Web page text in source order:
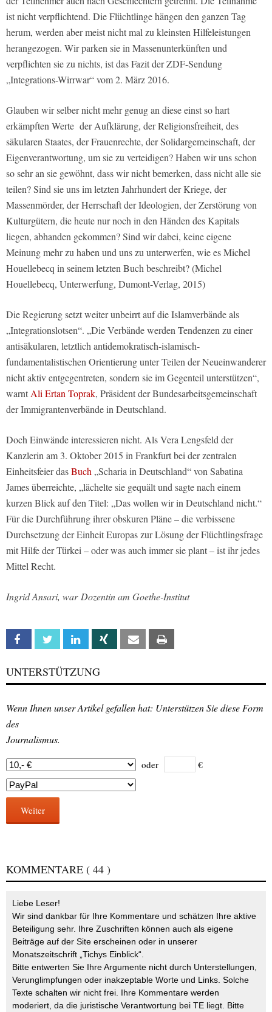
ist nicht verpflichtend. Die Flüchtlinge hängen den ganzen Tag
herum, werden aber meist nicht mal zu kleinsten Hilfeleistungen
herangezogen. Wir parken sie in Massenunterkünften und
verpflichten sie zu nichts, ist das Fazit der ZDF-Sendung
„Integrations-Wirrwar“ vom 2. März 2016.
Glauben wir selber nicht mehr genug an diese einst so hart
erkämpften Werte der Aufklärung, der Religionsfreiheit, des
säkularen Staates, der Frauenrechte, der Solidargemeinschaft, der
Eigenverantwortung, um sie zu verteidigen? Haben wir uns schon
so sehr an sie gewöhnt, dass wir nicht bemerken, dass nicht alle sie
teilen? Sind sie uns im letzten Jahrhundert der Kriege, der
Massenmörder, der Herrschaft der Ideologien, der Zerstörung von
Kulturgütern, die heute nur noch in den Händen des Kapitals
liegen, abhanden gekommen? Sind wir dabei, keine eigene
Meinung mehr zu haben und uns zu unterwerfen, wie es Michel
Houellebecq in seinem letzten Buch beschreibt? (Michel
Houellebecq, Unterwerfung, Dumont-Verlag, 2015)
Die Regierung setzt weiter unbeirrt auf die Islamverbände als
„Integrationslotsen“. „Die Verbände werden Tendenzen zu einer
antisäkularen, letztlich antidemokratisch-islamisch-
fundamentalistischen Orientierung unter Teilen der Neueinwanderer
nicht aktiv entgegentreten, sondern sie im Gegenteil unterstützen“,
warnt Ali Ertan Toprak, Präsident der Bundesarbeitsgemeinschaft
der Immigrantenverbände in Deutschland.
Doch Einwände interessieren nicht. Als Vera Lengsfeld der
Kanzlerin am 3. Oktober 2015 in Frankfurt bei der zentralen
Einheitsfeier dasBuch „Scharia in Deutschland“ von Sabatina
James überreichte, „lächelte sie gequält und sagte nach einem
kurzen Blick auf den Titel: „Das wollen wir in Deutschland nicht.“
Für die Durchführung ihrer obskuren Pläne – die verbissene
Durchsetzung der Einheit Europas zur Lösung der Flüchtlingsfrage
mit Hilfe der Türkei – oder was auch immer sie plant – ist ihr jedes
Mittel Recht.
Ingrid Ansari, war Dozentin am Goethe-Institut
Facebook Twitter Linkedin Xing Email
UNTERSTÜTZUNG
Wenn Ihnen unser Artikel gefallen hat: Unterstützen Sie diese Form
des
Journalismus.
oder €
Weiter
KOMMENTARE ( 44 )
Liebe Leser!
Wir sind dankbar für Ihre Kommentare und schätzen Ihre aktive
Beteiligung sehr. Ihre Zuschriften können auch als eigene
Beiträge auf der Site erscheinen oder in unserer
Monatszeitschrift „Tichys Einblick“.
Bitte entwerten Sie Ihre Argumente nicht durch Unterstellungen,
Verunglimpfungen oder inakzeptable Worte und Links. Solche
Texte schalten wir nicht frei. Ihre Kommentare werden
moderiert, da die juristische Verantwortung bei TE liegt. Bitte